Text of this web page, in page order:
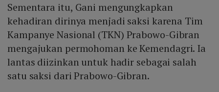
Sementara itu, Gani mengungkapkan
kehadiran dirinya menjadi saksi karena Tim
Kampanye Nasional (TKN) Prabowo-Gibran
mengajukan permohoman ke Kemendagri. Ia
lantas diizinkan untuk hadir sebagai salah
satu saksi dari Prabowo-Gibran.